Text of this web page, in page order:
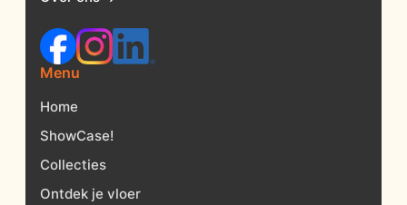
Menu
Home
ShowCase!
Collecties
Ontdek je vloer